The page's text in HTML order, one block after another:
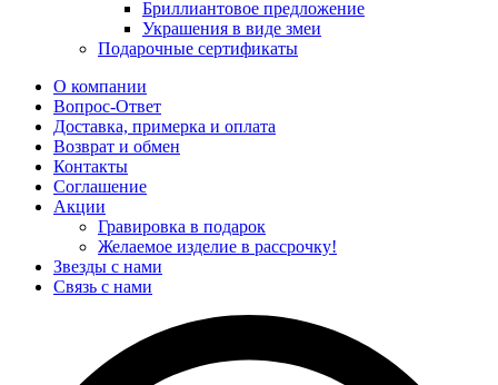
Бриллиантовое предложение
Украшения в виде змеи
Подарочные сертификаты
О компании
Вопрос-Ответ
Доставка, примерка и оплата
Возврат и обмен
Контакты
Соглашение
Акции
Гравировка в подарок
Желаемое изделие в рассрочку!
Звезды с нами
Связь с нами